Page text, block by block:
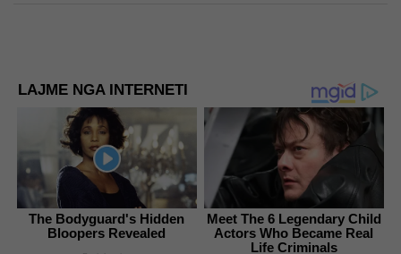
LAJME NGA INTERNETI
The Bodyguard's Hidden
Bloopers Revealed
Meet The 6 Legendary Child
Actors Who Became Real
Life Criminals